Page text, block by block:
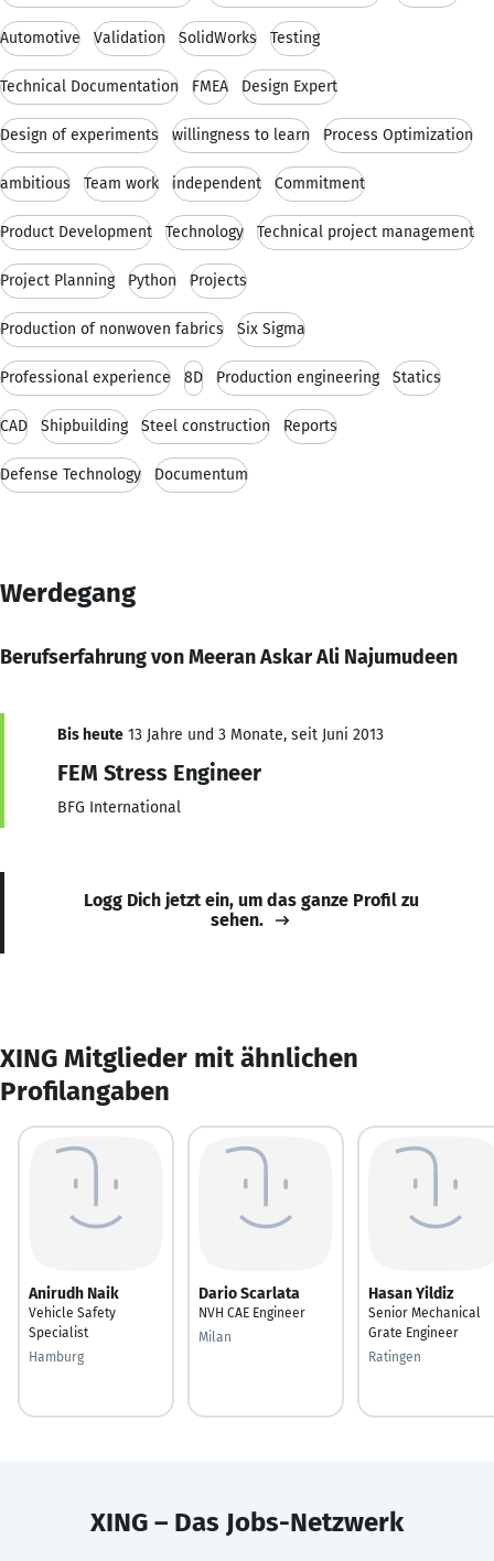
Automotive Validation SolidWorks Testing
Technical Documentation FMEA Design Expert
Design of experiments willingness to learn Process Optimization
ambitious Team work independent Commitment
Product Development Technology Technical project management
Project Planning Python Projects
Production of nonwoven fabrics Six Sigma
Professional experience 8D Production engineering Statics
CAD Shipbuilding Steel construction Reports
Defense Technology Documentum
Werdegang
Berufserfahrung von Meeran Askar Ali Najumudeen
Bis heute 13 Jahre und 3 Monate, seit Juni 2013
FEM Stress Engineer
BFG International
Logg Dich jetzt ein, um das ganze Profil zu
sehen.
XING Mitglieder mit ähnlichen
Profilangaben
Anirudh Naik
Vehicle Safety
Specialist
Hamburg
Dario Scarlata
NVH CAE Engineer
Milan
Hasan Yildiz
Senior Mechanical
Grate Engineer
Ratingen
XING – Das Jobs-Netzwerk